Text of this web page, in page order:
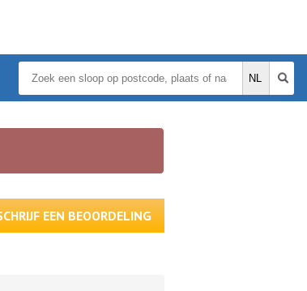
EEN BEOORDELING